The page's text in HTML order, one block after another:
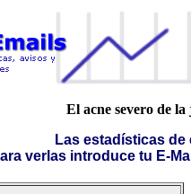
El acne severo de
Las estadísticas
verlas introduce tu E-